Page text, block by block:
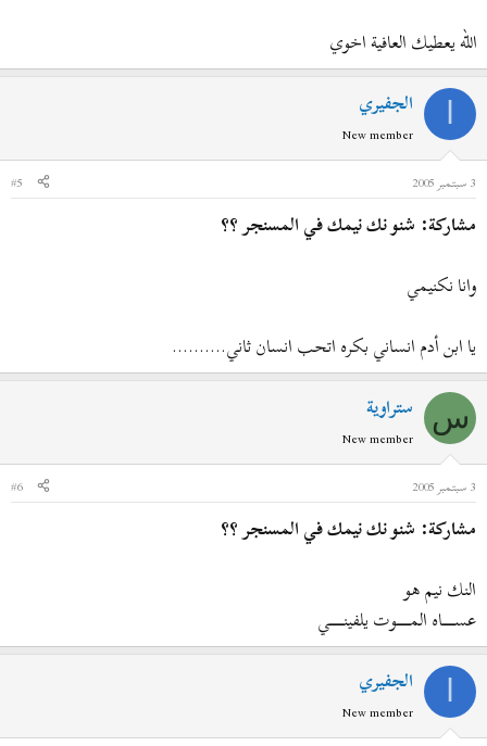
الله يعطيك العافية اخوي
الجفيري
New member
3 سبتمبر 2005
#5
مشاركة: شنو نك نيمك في المسنجر ؟؟
وانا نكنيمي
يا ابن أدم انساني بكره اتحب انسان ثاني..........
س ستراوية
New member
3 سبتمبر 2005
#6
مشاركة: شنو نك نيمك في المسنجر ؟؟
النك نيم هو
عســـــــــــاه المــــــــــــوت يلفينـــــــــــــي
الجفيري
New member